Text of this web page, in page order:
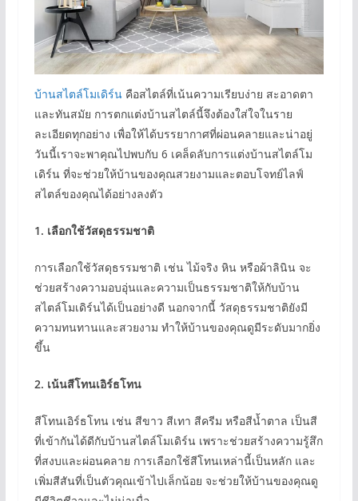
บ้านสไตล์โมเดิร์นคือสไตล์ที่เน้นความเรียบง่าย สะอาดตา
และทันสมัย การตกแต่งบ้านสไตล์นี้จึงต้องใส่ใจในราย
ละเอียดทุกอย่าง เพื่อให้ได้บรรยากาศที่ผ่อนคลายและน่าอยู่
วันนี้เราจะพาคุณไปพบกับ 6 เคล็ดลับการแต่งบ้านสไตล์โม
เดิร์น ที่จะช่วยให้บ้านของคุณสวยงามและตอบโจทย์ไลฟ์
สไตล์ของคุณได้อย่างลงตัว
1. เลือกใช้วัสดุธรรมชาติ
การเลือกใช้วัสดุธรรมชาติ เช่น ไม้จริง หิน หรือผ้าลินิน จะ
ช่วยสร้างความอบอุ่นและความเป็นธรรมชาติให้กับบ้าน
สไตล์โมเดิร์นได้เป็นอย่างดี นอกจากนี้ วัสดุธรรมชาติยังมี
ความทนทานและสวยงาม ทำให้บ้านของคุณดูมีระดับมากยิ่ง
ขึ้น
2. เน้นสีโทนเอิร์ธโทน
สีโทนเอิร์ธโทน เช่น สีขาว สีเทา สีครีม หรือสีน้ำตาล เป็นสี
ที่เข้ากันได้ดีกับบ้านสไตล์โมเดิร์น เพราะช่วยสร้างความรู้สึก
ที่สงบและผ่อนคลาย การเลือกใช้สีโทนเหล่านี้เป็นหลัก และ
เพิ่มสีสันที่เป็นตัวคุณเข้าไปเล็กน้อย จะช่วยให้บ้านของคุณดู